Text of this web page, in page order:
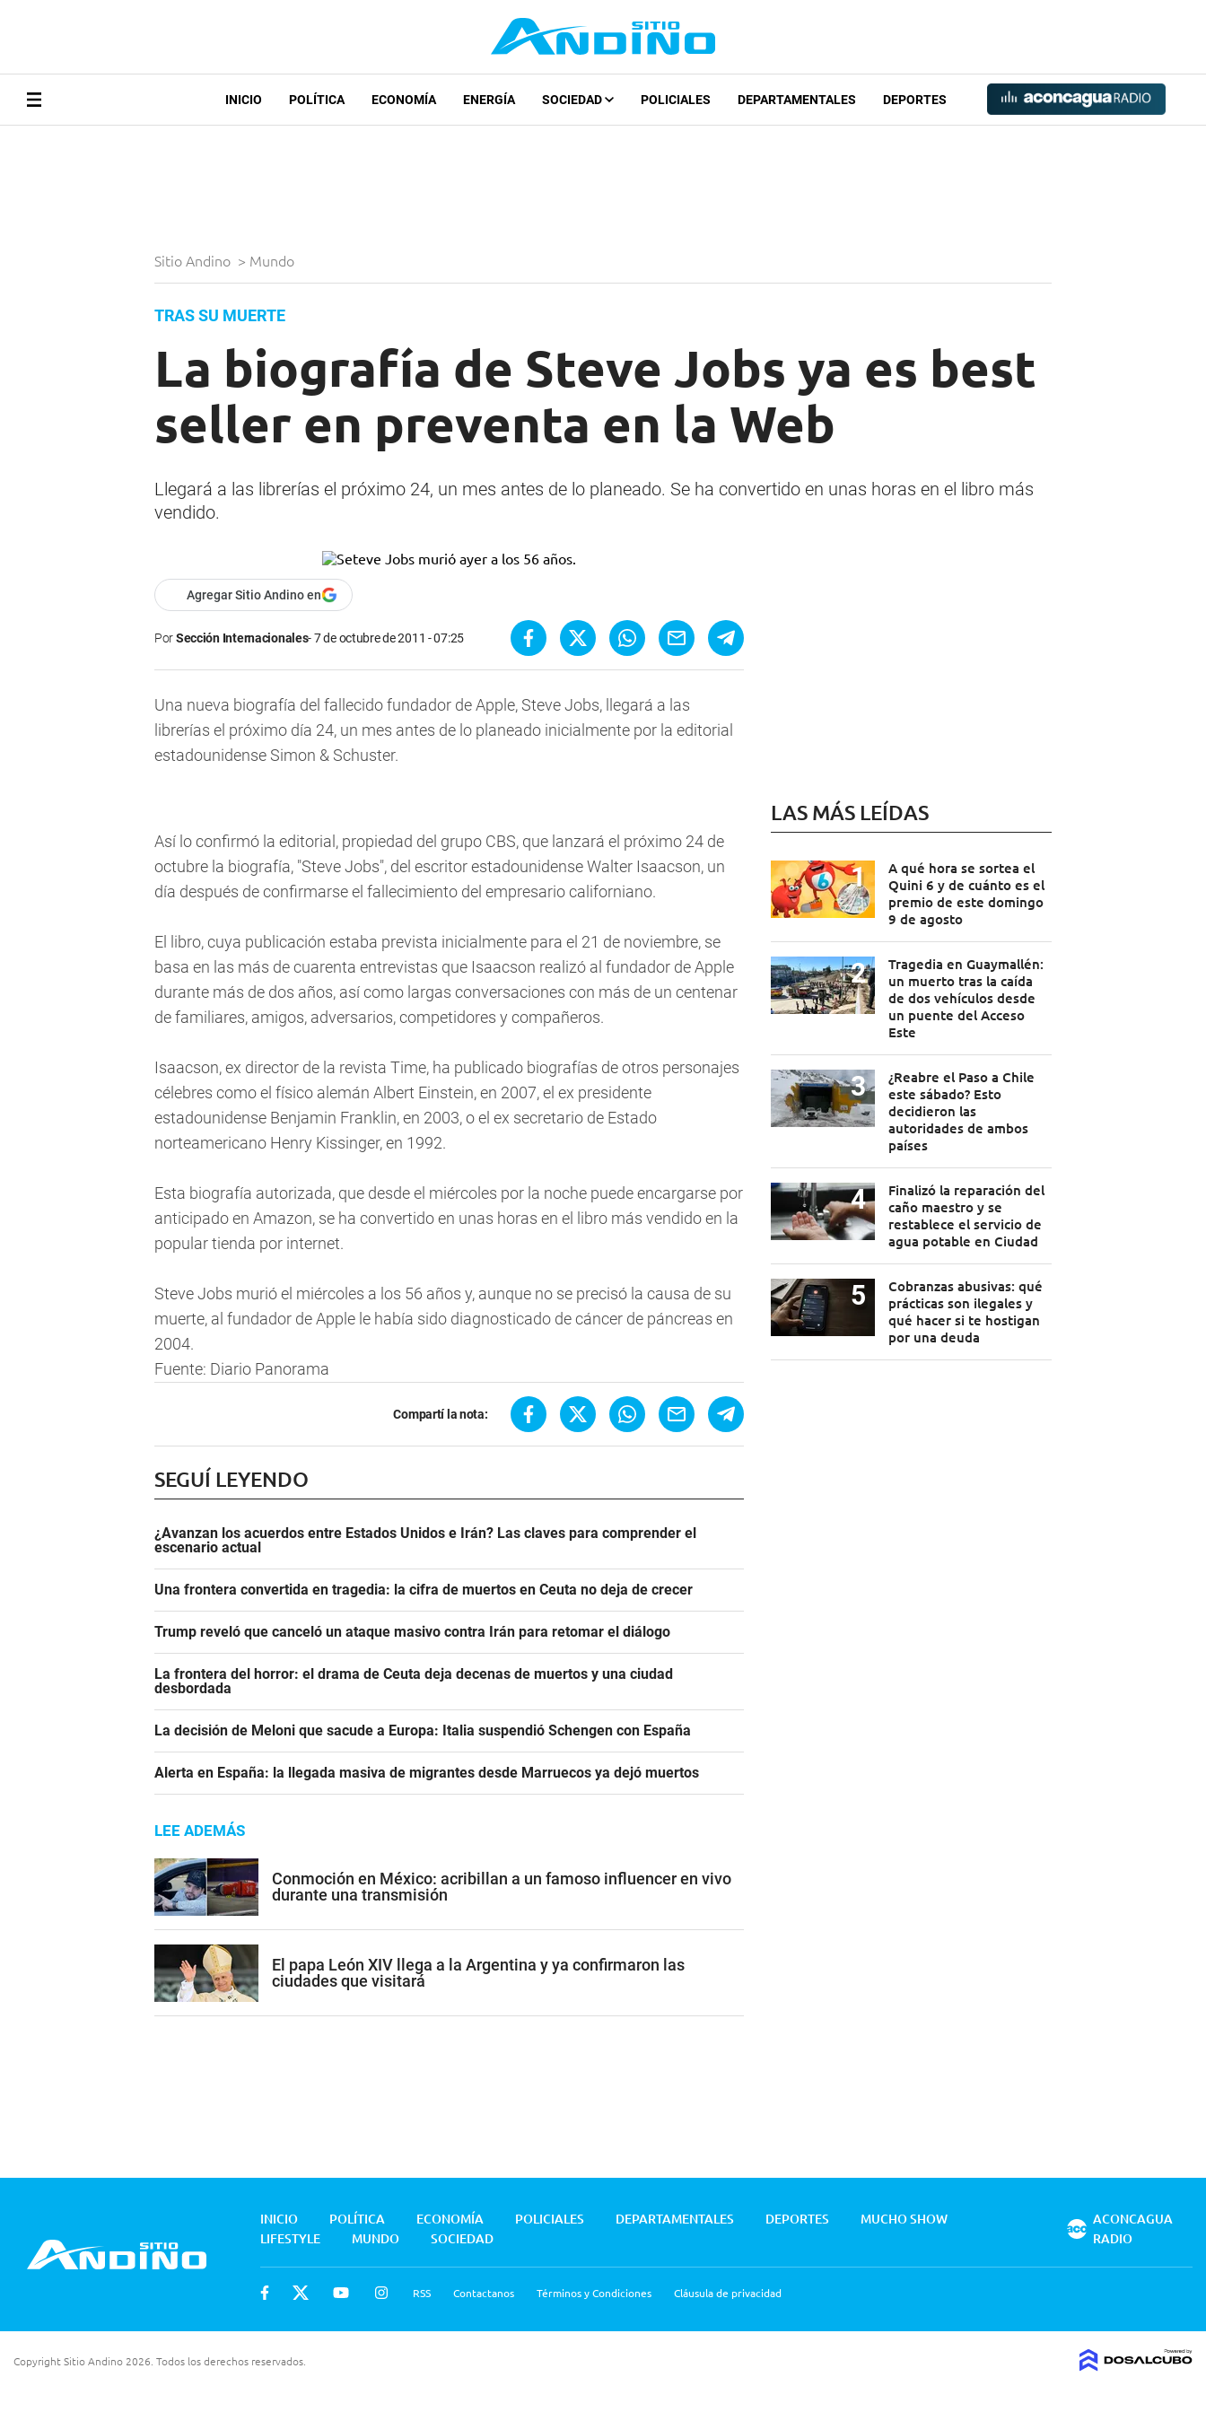
INICIO POLÍTICA ECONOMÍA ENERGÍA SOCIEDAD POLICIALES DEPARTAMENTALES DEPORTES
Sitio Andino > Mundo
TRAS SU MUERTE
La biografía de Steve Jobs ya es best
seller en preventa en la Web
Llegará a las librerías el próximo 24, un mes antes de lo planeado. Se ha convertido en unas horas en el libro más
vendido.
Agregar Sitio Andino en
PorSección Internacionales 7 de octubre de 2011 - 07:25
Una nueva biografía del fallecido fundador de Apple, Steve Jobs, llegará a las
librerías el próximo día 24, un mes antes de lo planeado inicialmente por la editorial
estadounidense Simon & Schuster.
Así lo confirmó la editorial, propiedad del grupo CBS, que lanzará el próximo 24 de
octubre la biografía, "Steve Jobs", del escritor estadounidense Walter Isaacson, un
día después de confirmarse el fallecimiento del empresario californiano.
El libro, cuya publicación estaba prevista inicialmente para el 21 de noviembre, se
basa en las más de cuarenta entrevistas que Isaacson realizó al fundador de Apple
durante más de dos años, así como largas conversaciones con más de un centenar
de familiares, amigos, adversarios, competidores y compañeros.
Isaacson, ex director de la revista Time, ha publicado biografías de otros personajes
célebres como el físico alemán Albert Einstein, en 2007, el ex presidente
estadounidense Benjamin Franklin, en 2003, o el ex secretario de Estado
norteamericano Henry Kissinger, en 1992.
Esta biografía autorizada, que desde el miércoles por la noche puede encargarse por
anticipado en Amazon, se ha convertido en unas horas en el libro más vendido en la
popular tienda por internet.
Steve Jobs murió el miércoles a los 56 años y, aunque no se precisó la causa de su
muerte, al fundador de Apple le había sido diagnosticado de cáncer de páncreas en
2004.
Fuente: Diario Panorama
Compartí la nota:
SEGUÍ LEYENDO
¿Avanzan los acuerdos entre Estados Unidos e Irán? Las claves para comprender el
escenario actual
Una frontera convertida en tragedia: la cifra de muertos en Ceuta no deja de crecer
Trump reveló que canceló un ataque masivo contra Irán para retomar el diálogo
La frontera del horror: el drama de Ceuta deja decenas de muertos y una ciudad
desbordada
La decisión de Meloni que sacude a Europa: Italia suspendió Schengen con España
Alerta en España: la llegada masiva de migrantes desde Marruecos ya dejó muertos
LEE ADEMÁS
Conmoción en México: acribillan a un famoso influencer en vivo
durante una transmisión
El papa León XIV llega a la Argentina y ya confirmaron las
ciudades que visitará
LAS MÁS LEÍDAS
A qué hora se sortea el
Quini 6 y de cuánto es el
premio de este domingo
9 de agosto
Tragedia en Guaymallén:
un muerto tras la caída
de dos vehículos desde
un puente del Acceso
Este
¿Reabre el Paso a Chile
este sábado? Esto
decidieron las
autoridades de ambos
países
Finalizó la reparación del
caño maestro y se
restablece el servicio de
agua potable en Ciudad
Cobranzas abusivas: qué
prácticas son ilegales y
qué hacer si te hostigan
por una deuda
INICIO POLÍTICA ECONOMÍA POLICIALES DEPARTAMENTALES DEPORTES
MUCHO SHOW
LIFESTYLE
MUNDO SOCIEDAD
RSS Contactanos Términos y Condiciones Cláusula de privacidad
ACONCAGUA
RADIO
Copyright Sitio Andino 2026. Todos los derechos reservados.